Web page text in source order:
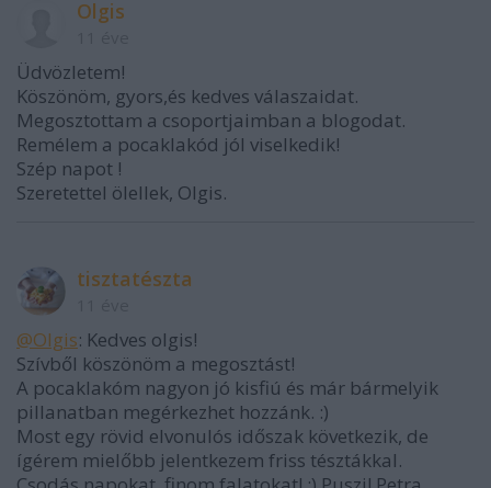
Olgis
Üdvözletem!
Köszönöm, gyors,és kedves válaszaidat.
Megosztottam a csoportjaimban a blogodat.
Remélem a pocaklakód jól viselkedik!
Szép napot !
Szeretettel ölellek, Olgis.
tisztatészta
@Olgis: Kedves olgis!
Szívből köszönöm a megosztást!
A pocaklakóm nagyon jó kisfiú és már bármelyik
pillanatban megérkezhet hozzánk. :)
Most egy rövid elvonulós időszak következik, de
ígérem mielőbb jelentkezem friss tésztákkal.